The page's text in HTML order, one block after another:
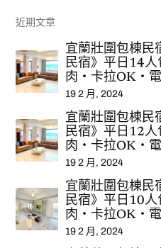
近期文章
宜蘭壯圍包棟民
民宿》平日14
肉‧卡拉OK‧
19 2 月, 2024
宜蘭壯圍包棟民
民宿》平日12
肉‧卡拉OK‧
19 2 月, 2024
宜蘭壯圍包棟民
民宿》平日10
肉‧卡拉OK‧
19 2 月, 2024